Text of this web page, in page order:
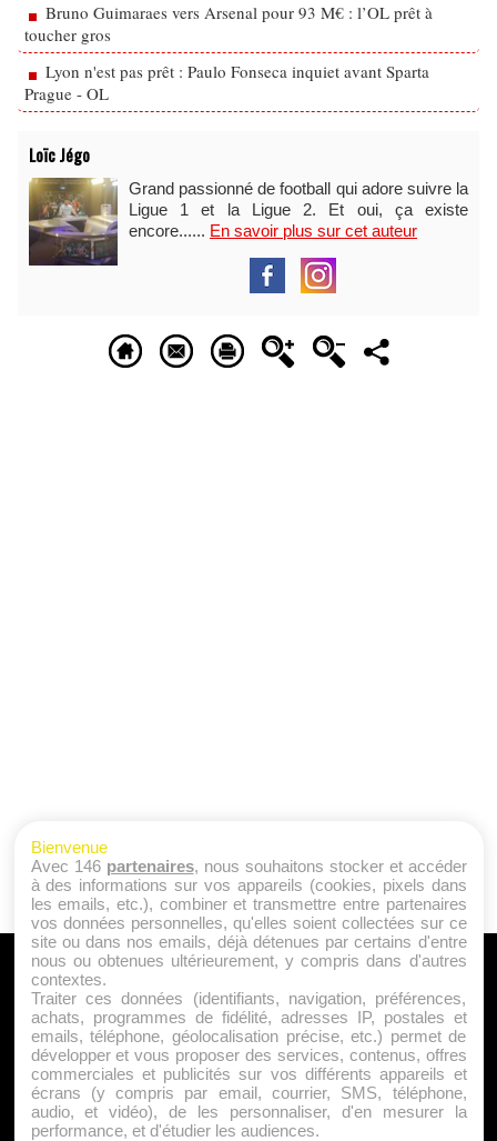
Bruno Guimaraes vers Arsenal pour 93 M€ : l’OL prêt à
toucher gros
Lyon n'est pas prêt : Paulo Fonseca inquiet avant Sparta
Prague - OL
Loïc Jégo
Grand passionné de football qui adore suivre la
Ligue 1 et la Ligue 2. Et oui, ça existe
encore...... En savoir plus sur cet auteur
A PROPOS
Qui sommes nous ?
Mentions Légales
Publicité
Politique de Cookies
Contact
Bienvenue
Avec 146 partenaires, nous souhaitons stocker et accéder
à des informations sur vos appareils (cookies, pixels dans
les emails, etc.), combiner et transmettre entre partenaires
vos données personnelles, qu'elles soient collectées sur ce
site ou dans nos emails, déjà détenues par certains d'entre
nous ou obtenues ultérieurement, y compris dans d'autres
contextes.
Traiter ces données (identifiants, navigation, préférences,
achats, programmes de fidélité, adresses IP, postales et
emails, téléphone, géolocalisation précise, etc.) permet de
développer et vous proposer des services, contenus, offres
commerciales et publicités sur vos différents appareils et
écrans (y compris par email, courrier, SMS, téléphone,
audio, et vidéo), de les personnaliser, d'en mesurer la
performance, et d'étudier les audiences.